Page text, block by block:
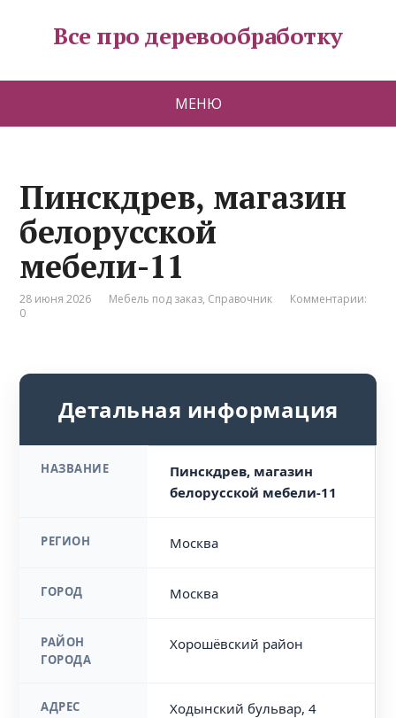
Все про деревообработку
МЕНЮ
Пинскдрев, магазин
белорусской
мебели-11
28 июня 2026 Мебель под заказ, Справочник
Комментарии:
0
Детальная информация
НАЗВАНИЕ
Пинскдрев, магазин
белорусской мебели-11
РЕГИОН Москва
ГОРОД Москва
РАЙОН
ГОРОДА
Хорошёвский район
АДРЕС Ходынский бульвар, 4